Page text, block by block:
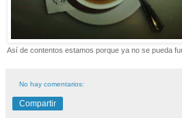
Así de contentos estamos porque ya no se pueda
No hay comentarios:
Compartir